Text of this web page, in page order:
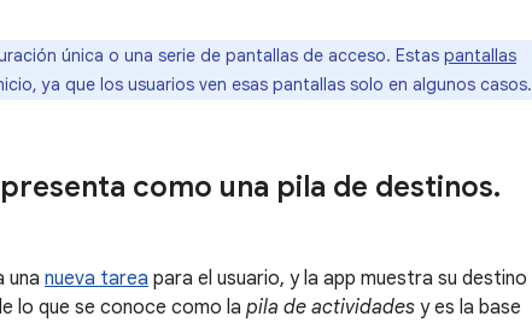
única o una serie de pantallas de acceso. Estas pantallas
ya que los usuarios ven esas pantallas solo en algunos casos.
como una pila de destinos.
una nueva tarea para el usuario, y la app muestra su destino
lo que se conoce como la pila de actividades y es la base